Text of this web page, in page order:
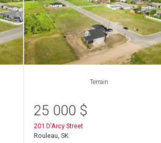
Terrain
25 000 $
201 D'Arcy Street
Rouleau, SK